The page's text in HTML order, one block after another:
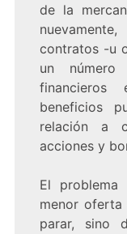
de la
contratos -u
un número
beneficios
relación a
acciones y
El
menor
parar, sino